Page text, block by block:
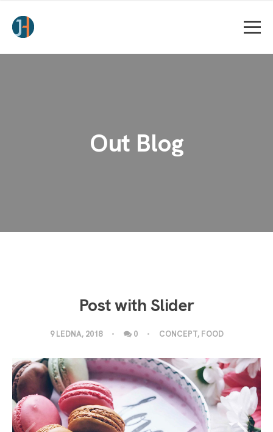
Out Blog
Post with Slider
9 LEDNA, 2018 0 CONCEPT, FOOD